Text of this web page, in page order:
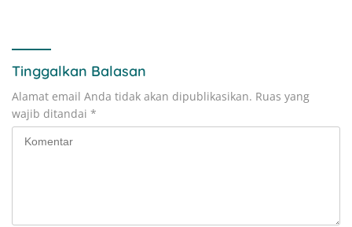
Tinggalkan Balasan
Alamat email Anda tidak akan dipublikasikan. Ruas yang
wajib ditandai *